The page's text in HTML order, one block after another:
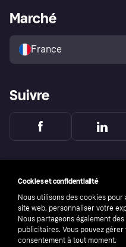
Explorez les magasins
Politique de protection de
l’acheteur Klarna
Portail Marchand
Marché
France
Suivre
Cookies et confidentialité
Nous utilisons des cookies
site web, personnaliser votre
Nous partageons également
publicitaires. Vous pouvez
consentement à tout moment.